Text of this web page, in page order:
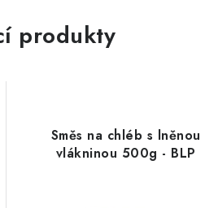
produkty
Směs na chléb s lněnou
vlákninou 500g - BLP